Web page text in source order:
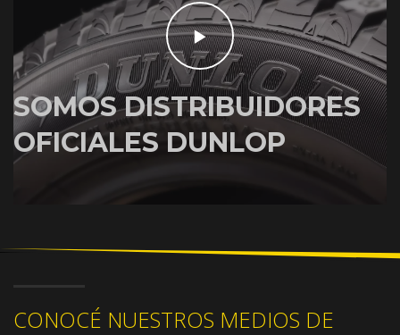
SOMOS DISTRIBUIDORES
OFICIALES DUNLOP
CONOCÉ NUESTROS MEDIOS DE